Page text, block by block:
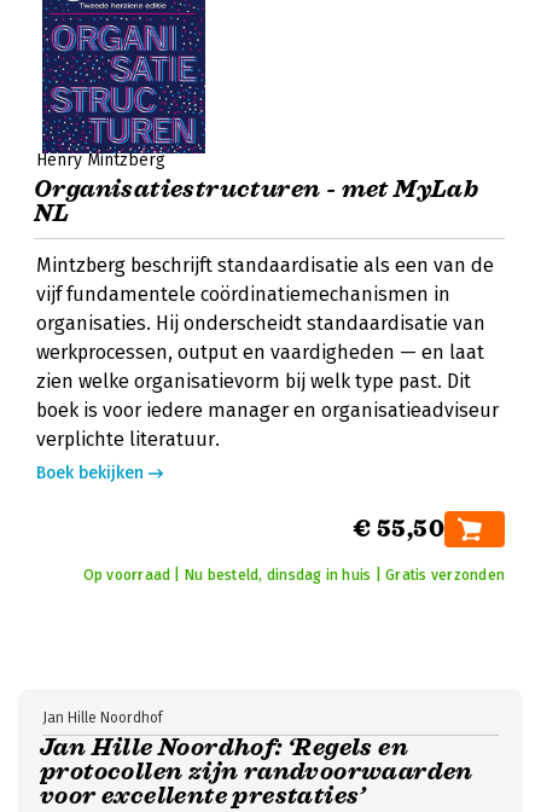
Henry Mintzberg
Organisatiestructuren - met MyLab
NL
Mintzberg beschrijft standaardisatie als een van de
vijf fundamentele coördinatiemechanismen in
organisaties. Hij onderscheidt standaardisatie van
werkprocessen, output en vaardigheden — en laat
zien welke organisatievorm bij welk type past. Dit
boek is voor iedere manager en organisatieadviseur
verplichte literatuur.
Boek bekijken
€ 55,50
Op voorraad | Nu besteld, dinsdag in huis | Gratis verzonden
Jan Hille Noordhof: ‘Regels en
protocollen zijn randvoorwaarden
voor excellente prestaties’
Jan Hille Noordhof